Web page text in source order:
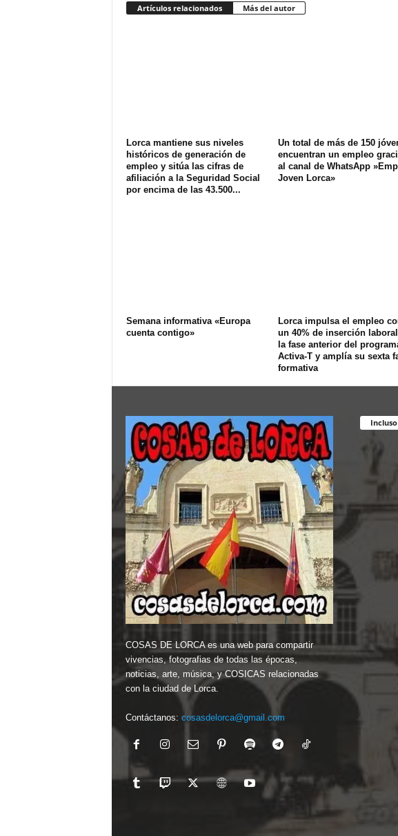
Artículos relacionados Más del autor
Lorca mantiene sus niveles
históricos de generación de
empleo y sitúa las cifras de
afiliación a la Seguridad Social
por encima de las 43.500...
Un total de más de 150
encuentran un empleo
al canal de WhatsApp
Joven Lorca»
Semana informativa «Europa
cuenta contigo»
Lorca impulsa el empleo
un 40% de inserción
la fase anterior del
Activa-T y amplía su sexta
formativa
COSAS DE LORCA es una web para compartir
vivencias, fotografias de todas las épocas,
noticias, arte, música, y COSICAS relacionadas
con la ciudad de Lorca.
Contáctanos: cosasdelorca@gmail.com